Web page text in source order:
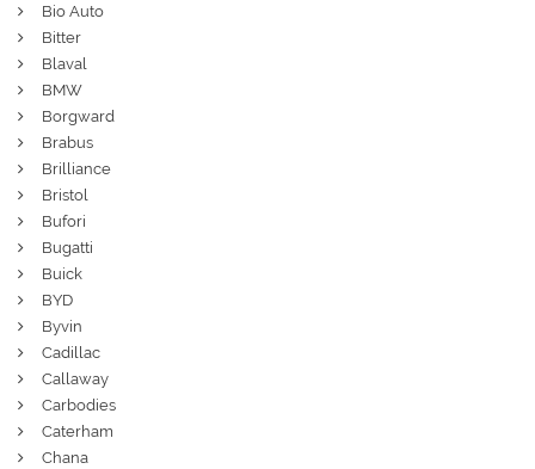
Bio Auto
Bitter
Blaval
BMW
Borgward
Brabus
Brilliance
Bristol
Bufori
Bugatti
Buick
BYD
Byvin
Cadillac
Callaway
Carbodies
Caterham
Chana